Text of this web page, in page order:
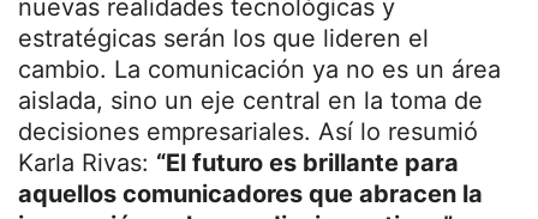
nuevas realidades tecnológicas y
estratégicas serán los que lideren el
cambio. La comunicación ya no es un área
aislada, sino un eje central en la toma de
decisiones empresariales. Así lo resumió
Karla Rivas: “El futuro es brillante para
aquellos comunicadores que abracen la